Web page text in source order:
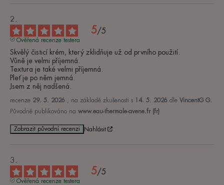
5/5
Ověřená recenze testera
Skvělý čisticí krém, který zklidňuje už od prvního použití.
Vůně je velmi příjemná.
Textura je také velmi příjemná.
Pleť je po něm jemná.
Jsem z něj nadšená.
recenze 29. 5. 2026 , na základě zkušenosti s 14. 5. 2026 dle VincentG G.
Původně publikováno na www.eau-thermale-avene.fr (fr)
Zobrazit původní recenzi Nahlásit
5/5
Ověřená recenze testera